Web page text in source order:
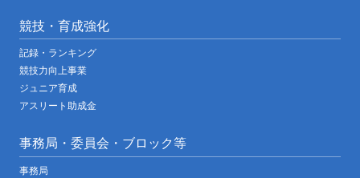
競技・育成強化
記録・ランキング
競技力向上事業
ジュニア育成
アスリート助成金
事務局・委員会・ブロック等
事務局